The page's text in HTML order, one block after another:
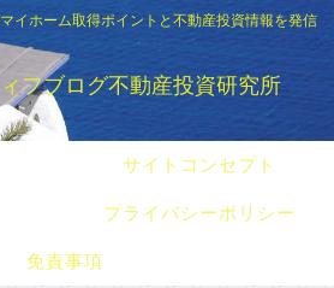
イホーム取得ポイントと不動産投資情報を発信
フブログ不動産投資研究所
サイトコンセプト
プライバシーポリシー
免責事項